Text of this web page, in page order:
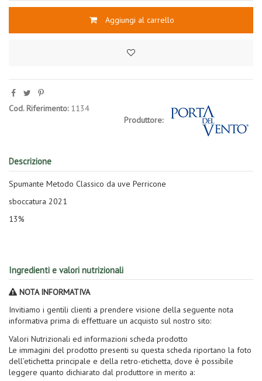
Aggiungi al carrello
Produttore:
Cod. Riferimento: 1134
Descrizione
Spumante Metodo Classico da uve Perricone
sboccatura 2021
13%
Ingredienti e valori nutrizionali
NOTA INFORMATIVA
Invitiamo i gentili clienti a prendere visione della seguente nota
informativa prima di effettuare un acquisto sul nostro sito:
Valori Nutrizionali ed informazioni scheda prodotto
Le immagini del prodotto presenti su questa scheda riportano la foto
dell’etichetta principale e della retro-etichetta, dove è possibile
leggere quanto dichiarato dal produttore in merito a: